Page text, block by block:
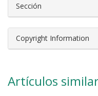
Sección
Copyright Information
Artículos